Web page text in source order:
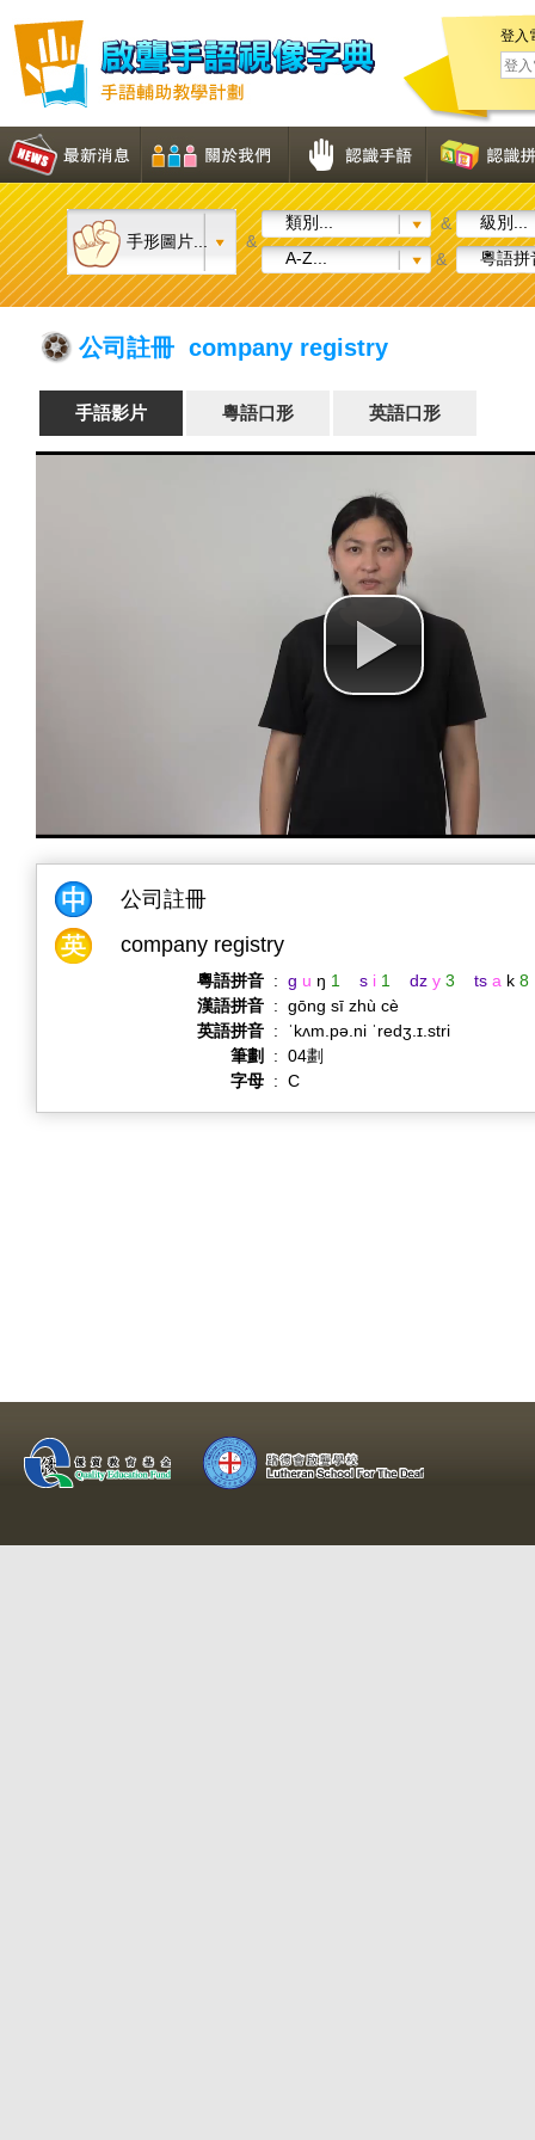
登入
手形圖片... &
類別... &
級別...
A-Z...
& 粵語拼
公司註冊 company registry
手語影片 粵語口形 英語口形
公司註冊
company registry
粵語拼音 : g u ŋ 1 s i 1 dz y 3 ts a k 8
漢語拼音 : gōng sī zhù cè
英語拼音 :
ˈkʌm.pə.ni ˈredʒ.ɪ.stri
筆劃
: 04劃
字母 : C